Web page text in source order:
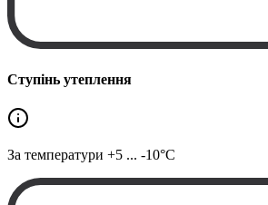
Ступінь утеплення
За температури +5 ... -10°C